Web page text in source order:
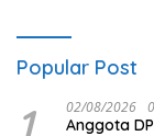
Popular Post
02/08/2026
Anggota